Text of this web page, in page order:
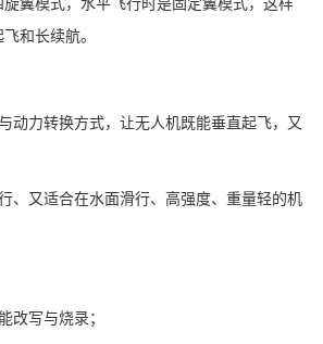
和长续航。
动力转换方式，让无人机既能垂直起飞，又
、又适合在水面滑行、高强度、重量轻的机
改写与烧录；